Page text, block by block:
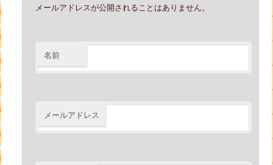
メールアドレスが公開されることはありません。
名前
メールアドレス